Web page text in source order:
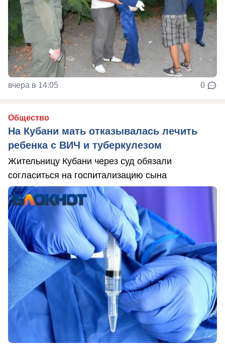
вчера в 14:05 0
Общество
На Кубани мать отказывалась лечить
ребенка с ВИЧ и туберкулезом
Жительницу Кубани через суд обязали
согласиться на госпитализацию сына